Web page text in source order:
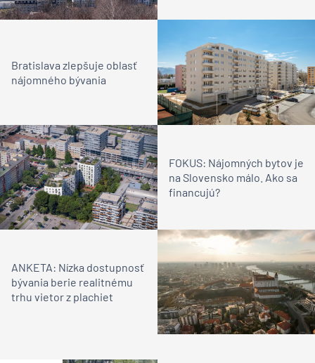
Bratislava zlepšuje oblasť
nájomného bývania
FOKUS: Nájomných bytov je
na Slovensko málo. Ako sa
financujú?
ANKETA: Nízka dostupnosť
bývania berie realitnému
trhu vietor z plachiet